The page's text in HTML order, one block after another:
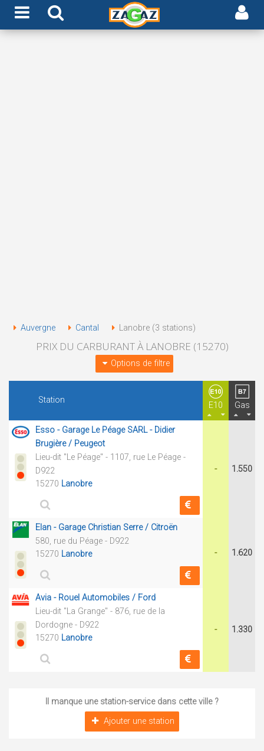
Auvergne Cantal Lanobre (3 stations)
PRIX DU CARBURANT À LANOBRE (15270)
Options de filtre
Station
E10 Gas
Esso - Garage Le Péage SARL - Didier
Brugière / Peugeot
Lieu-dit "Le Péage" - 1107, rue Le Péage -
D922
15270 Lanobre
- 1.550
Elan - Garage Christian Serre / Citroën
580, rue du Péage - D922
15270 Lanobre - 1.620
Avia - Rouel Automobiles / Ford
Lieu-dit "La Grange" - 876, rue de la
Dordogne - D922
15270 Lanobre
- 1.330
Il manque une station-service dans cette ville ?
Ajouter une station